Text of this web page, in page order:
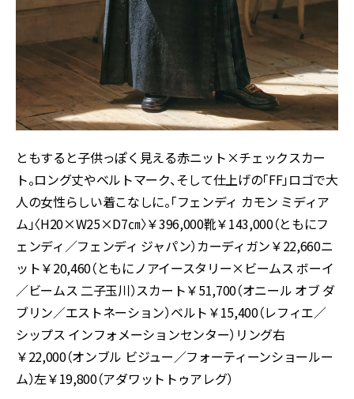
ともすると子供っぽく見える赤ニット×チェックスカー
ト。ロング丈やベルトマーク、そして仕上げの「FF」ロゴで大
人の女性らしい着こなしに。「フェンディ カモン ミディア
ム」〈H20×W25×D7㎝〉￥396,000靴￥143,000（ともにフ
ェンディ／フェンディ ジャパン）カーディガン￥22,660ニ
ット￥20,460（ともにノアイースタリー×ビームス ボーイ
／ビームス 二子玉川）スカート￥51,700（オニール オブ ダ
ブリン／エストネーション）ベルト￥15,400（レフィエ／
シップス インフォメーションセンター）リング右
￥22,000（オンブル ビジュー／フォーティーンショールー
ム）左￥19,800（アダワットトゥアレグ）